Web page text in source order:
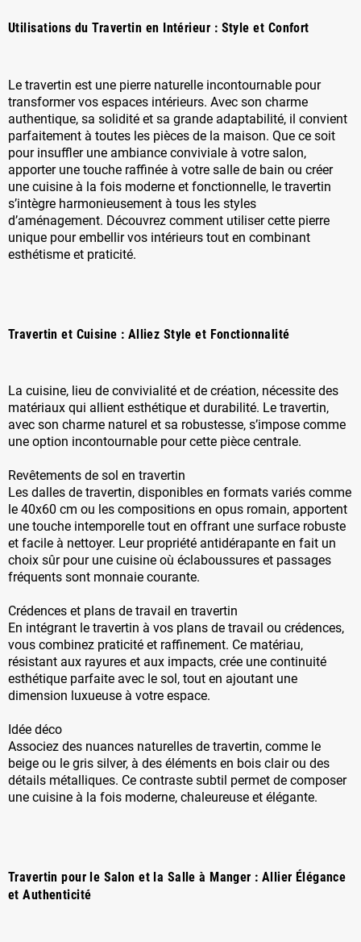
Utilisations du Travertin en Intérieur : Style et Confort
Le travertin est une pierre naturelle incontournable pour
transformer vos espaces intérieurs. Avec son charme
authentique, sa solidité et sa grande adaptabilité, il convient
parfaitement à toutes les pièces de la maison. Que ce soit
pour insuffler une ambiance conviviale à votre salon,
apporter une touche raffinée à votre salle de bain ou créer
une cuisine à la fois moderne et fonctionnelle, le travertin
s’intègre harmonieusement à tous les styles
d’aménagement. Découvrez comment utiliser cette pierre
unique pour embellir vos intérieurs tout en combinant
esthétisme et praticité.
Travertin et Cuisine : Alliez Style et Fonctionnalité
La cuisine, lieu de convivialité et de création, nécessite des
matériaux qui allient esthétique et durabilité. Le travertin,
avec son charme naturel et sa robustesse, s’impose comme
une option incontournable pour cette pièce centrale.
Revêtements de sol en travertin
Les dalles de travertin, disponibles en formats variés comme
le 40x60 cm ou les compositions en opus romain, apportent
une touche intemporelle tout en offrant une surface robuste
et facile à nettoyer. Leur propriété antidérapante en fait un
choix sûr pour une cuisine où éclaboussures et passages
fréquents sont monnaie courante.
Crédences et plans de travail en travertin
En intégrant le travertin à vos plans de travail ou crédences,
vous combinez praticité et raffinement. Ce matériau,
résistant aux rayures et aux impacts, crée une continuité
esthétique parfaite avec le sol, tout en ajoutant une
dimension luxueuse à votre espace.
Idée déco
Associez des nuances naturelles de travertin, comme le
beige ou le gris silver, à des éléments en bois clair ou des
détails métalliques. Ce contraste subtil permet de composer
une cuisine à la fois moderne, chaleureuse et élégante.
Travertin pour le Salon et la Salle à Manger : Allier Élégance
et Authenticité